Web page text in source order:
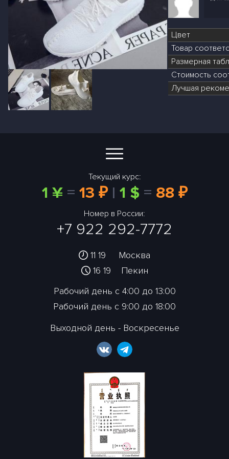
Цвет
Товар
Размерная
Стоимость
Лучшая
Текущий курс:
1 ¥= 13 ₽| 1 $ = 88 ₽
Номер в России:
+7 922 292-7772
11:19
Москва
16:19
Пекин
Рабочий день с 4:00 до 13:00
Рабочий день с 9:00 до 18:00
Выходной день - Воскресенье